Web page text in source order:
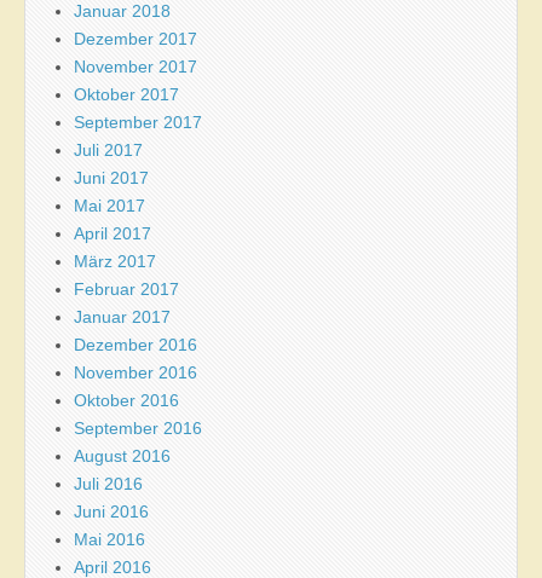
Januar 2018
Dezember 2017
November 2017
Oktober 2017
September 2017
Juli 2017
Juni 2017
Mai 2017
April 2017
März 2017
Februar 2017
Januar 2017
Dezember 2016
November 2016
Oktober 2016
September 2016
August 2016
Juli 2016
Juni 2016
Mai 2016
April 2016